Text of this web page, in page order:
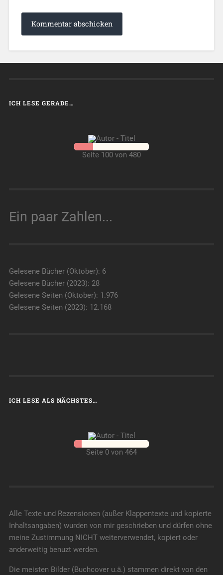
ICH LESE GERADE…
Seite 100 von 480
Ein paar Zahlen...
Gelesene Bücher (Oktober): 6
Gelesene Bücher (2023): 28
Gelesene Seiten (Oktober): 1.976
Gelesene Seiten (2023): 12.168
ICH LESE ALS NÄCHSTES…
Seite 0 von 464
Alle Texte und Rezensionen (außer Klappentexte und kopierte
Inhaltsangaben) wurden von mir geschrieben und dürfen ohne
meine Zustimmung NICHT weiterverwendet, kopiert oder
anderweitig benuzt werden.
Die meisten Bilder (Buchcover u.ä.) stammen direkt von den